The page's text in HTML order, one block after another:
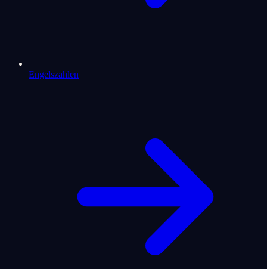
Engelszahlen